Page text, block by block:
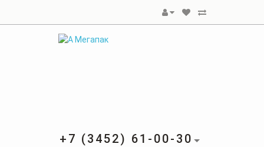
+7 (3452) 61-00-30